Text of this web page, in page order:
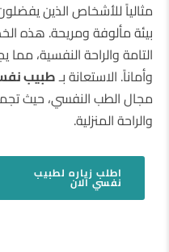
مثالياً للأشخاص الذين
بيئة مألوفة ومريحة. هذه
التامة والراحة النفسية،
وأماناً. الاستعانة بـطبيب
مجال الطب النفسي، حيث
والراحة المنزلية.
اطلب زياره لطبيب
نفسيالان